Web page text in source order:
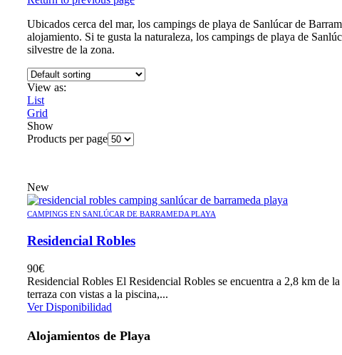
Ubicados cerca del mar, los campings de playa de Sanlúcar de
alojamiento. Si te gusta la naturaleza, los campings de playa de
silvestre de la zona.
View as:
List
Grid
Show
Products per page
New
CAMPINGS EN SANLÚCAR DE BARRAMEDA PLAYA
Residencial Robles
90€
Residencial Robles El Residencial Robles se encuentra a 2,8 km de
terraza con vistas a la piscina,...
Ver Disponibilidad
Alojamientos de Playa